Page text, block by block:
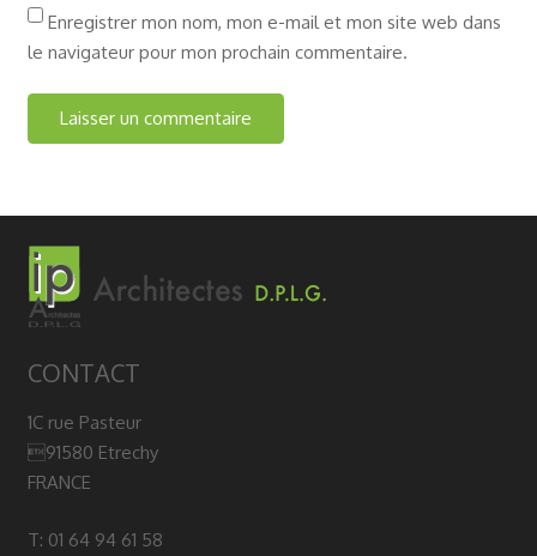
Enregistrer mon nom, mon e-mail et mon site web dans
le navigateur pour mon prochain commentaire.
CONTACT
1C rue Pasteur
91580 Etrechy
FRANCE
T: 01 64 94 61 58